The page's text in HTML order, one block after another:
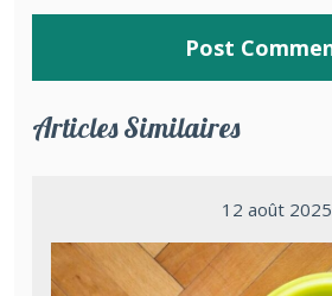
Articles Similaires
12 août 2025